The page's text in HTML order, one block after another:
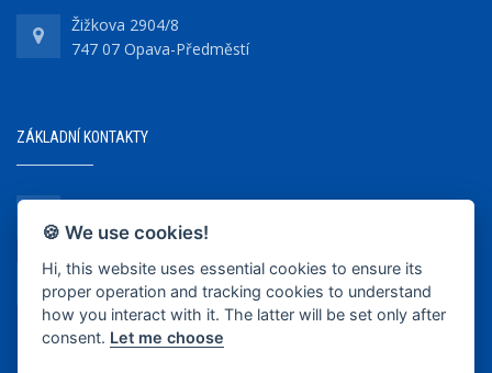
Žižkova 2904/8
747 07 Opava-Předměstí
ZÁKLADNÍ KONTAKTY
+420 737 218 679
info@bkopava.cz
www.bkopava.cz
🍪 We use cookies!
Hi, this website uses essential cookies to ensure its
proper operation and tracking cookies to understand
how you interact with it. The latter will be set only after
consent. Let me choose